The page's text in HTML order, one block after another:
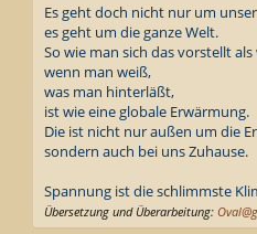
Es geht doch nicht nur um
es geht um die ganze Welt.
So wie man sich das vorstellt
wenn man weiß,
was man hinterläßt,
ist wie eine globale Erwärmung.
Die ist nicht nur außen um die
sondern auch bei uns Zuhause.
Spannung ist die schlimmste
Übersetzung und Überarbeitung: